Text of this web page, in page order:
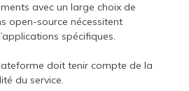
avec un large choix de
open-source nécessitent
spécifiques.
doit tenir compte de la
du service.